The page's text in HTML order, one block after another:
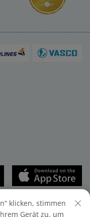
klicken, stimmen
Gerät zu, um